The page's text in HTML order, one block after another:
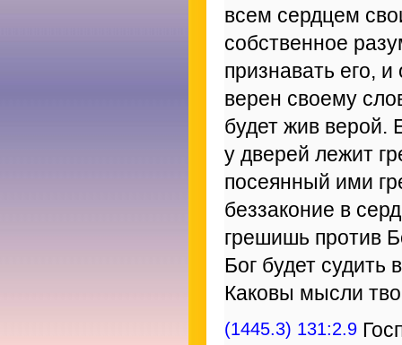
всем сердцем
собственное
признавать его,
верен своему
будет жив верой.
у дверей лежит
посеянный ими
беззаконие в
грешишь против
Бог будет
Каковы мысли
(1445.3) 131:2.9